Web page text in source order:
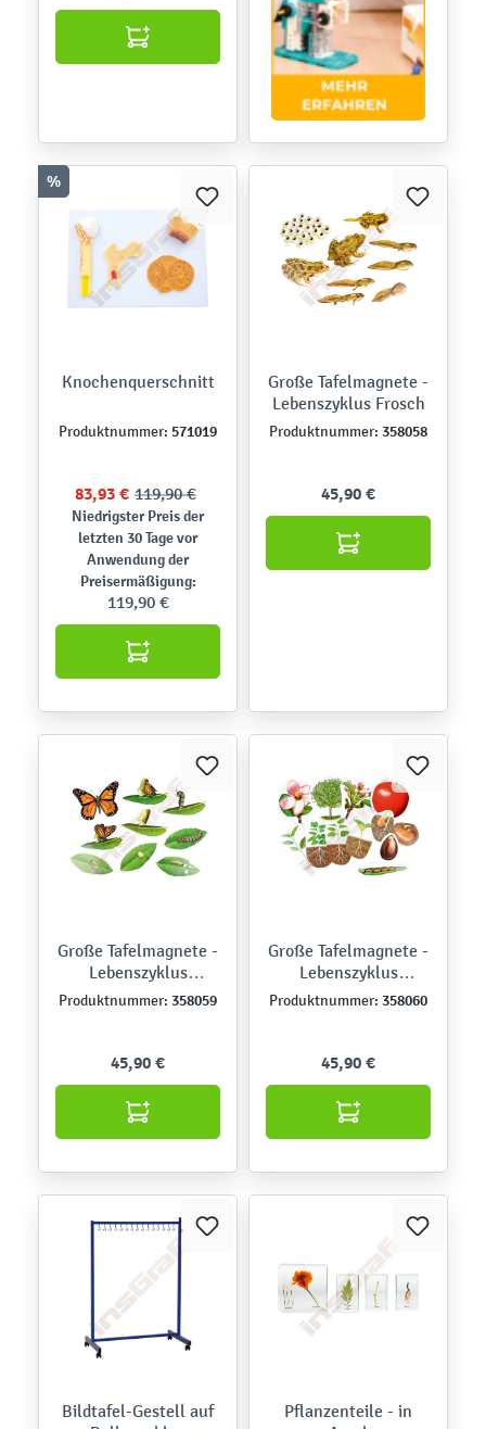
%
Knochenquerschnitt
Produktnummer: 571019
83,93 € 119,90 €
Niedrigster Preis der
letzten 30 Tage vor
Anwendung der
Preisermäßigung:
119,90 €
Große Tafelmagnete -
Lebenszyklus Frosch
Produktnummer: 358058
45,90 €
Große Tafelmagnete -
Lebenszyklus
Schmetterling
Produktnummer: 358059
45,90 €
Große Tafelmagnete -
Lebenszyklus
Pflanzen
Produktnummer: 358060
45,90 €
Bildtafel-Gestell auf
Pflanzenteile - in